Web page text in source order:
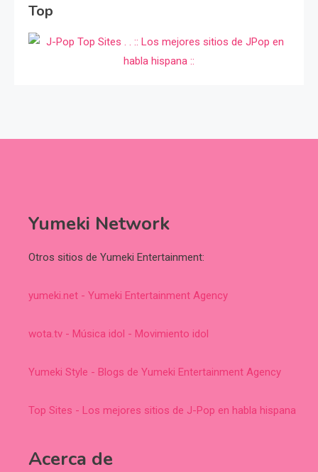
Top
Yumeki Network
Otros sitios de Yumeki Entertainment:
yumeki.net - Yumeki Entertainment Agency
wota.tv - Música idol - Movimiento idol
Yumeki Style - Blogs de Yumeki Entertainment Agency
Top Sites - Los mejores sitios de J-Pop en habla hispana
Acerca de